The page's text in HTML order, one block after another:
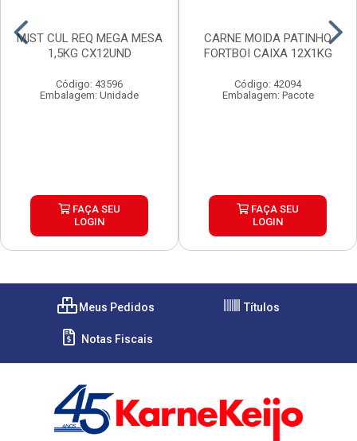
MIST CUL REQ MEGA MESA
1,5KG CX12UND
Código: 43596
Embalagem: Unidade
FAÇA SEU
LOGIN
CARNE MOIDA PATINHO
FORTBOI CAIXA 12X1KG
Código: 42094
Embalagem: Pacote
FAÇA SEU
LOGIN
Meus Pedidos Títulos
Notas Fiscais